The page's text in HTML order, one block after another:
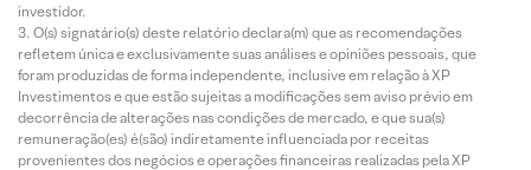
investidor.
O(s) signatário(s) deste relatório declara(m) que as recomendações
refletem única e exclusivamente suas análises e opiniões pessoais, que
foram produzidas de forma independente, inclusive em relação à XP
Investimentos e que estão sujeitas a modificações sem aviso prévio em
decorrência de alterações nas condições de mercado, e que sua(s)
remuneração(es) é(são) indiretamente influenciada por receitas
provenientes dos negócios e operações financeiras realizadas pela XP